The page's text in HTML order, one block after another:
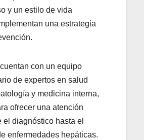
y un estilo de vida
una estrategia
con un equipo
de expertos en salud
y medicina interna,
ofrecer una atención
el diagnóstico hasta el
enfermedades hepáticas.